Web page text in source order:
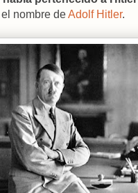
nombre deAdolf Hitler.